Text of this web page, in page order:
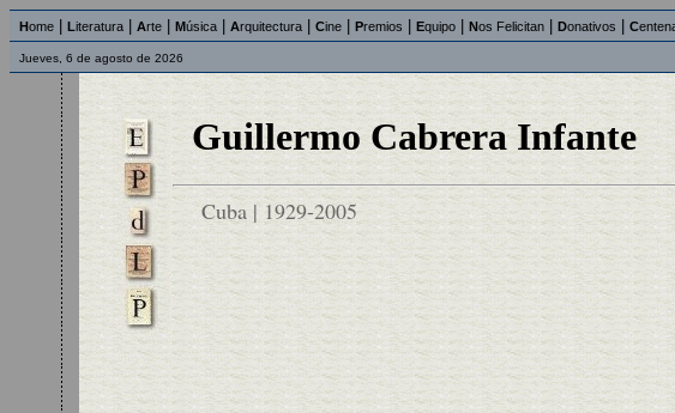
Home Literatura Arte Música Arquitectura Cine Premios Equipo Nos Felicitan Donativos C
Jueves, 6 de agosto de 2026
Guillermo Cabrera Infante
Cuba | 1929-2005